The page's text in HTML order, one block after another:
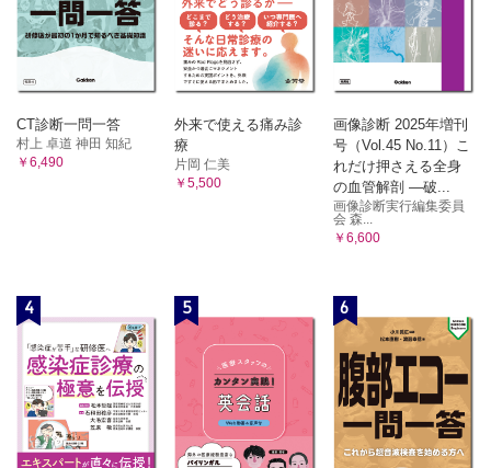
CT診断一問一答
村上 卓道 神田 知紀
￥6,490
外来で使える痛み診
療
片岡 仁美
￥5,500
画像診断 2025年増刊
号（Vol.45 No.11）こ
れだけ押さえる全身
の血管解剖 ―破...
画像診断実行編集委員
会 森...
￥6,600
4 5 6